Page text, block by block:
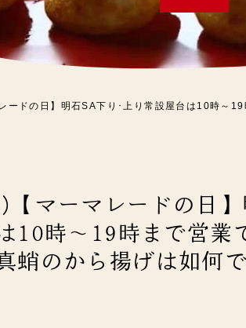
ードの日】明石SA下り･上り常設屋台は10時～
マーマレードの日】
は10時～19時まで営
蛸のから揚げは如何